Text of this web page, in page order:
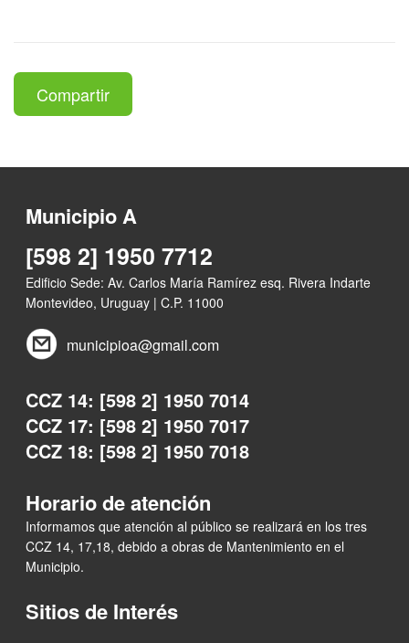
Compartir
Municipio A
[598 2] 1950 7712
Edificio Sede: Av. Carlos María Ramírez esq. Rivera Indarte
Montevideo, Uruguay | C.P. 11000
municipioa@gmail.com
CCZ 14: [598 2] 1950 7014
CCZ 17: [598 2] 1950 7017
CCZ 18: [598 2] 1950 7018
Horario de atención
Informamos que atención al público se realizará en los tres
CCZ 14, 17,18, debido a obras de Mantenimiento en el
Municipio.
Sitios de Interés